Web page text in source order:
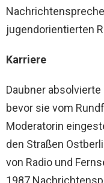
jugendorientierten
Karriere
Daubner
bevor sie vom
Moderatorin
den Straßen
von Radio und
1987